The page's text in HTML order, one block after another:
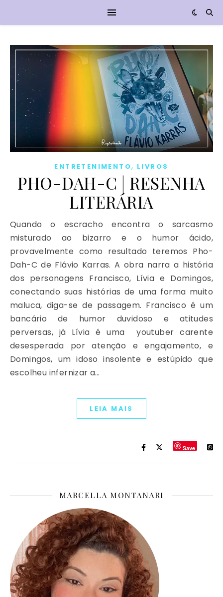
ENTRETENIMENTO, LIVROS
PHO-DAH-C | RESENHA
LITERÁRIA
Quando o escracho encontra o sarcasmo
misturado ao bizarro e o humor ácido,
provavelmente como resultado teremos Pho-
Dah-C de Flávio Karras. A obra narra a história
dos personagens Francisco, Lívia e Domingos,
conectando suas histórias de uma forma muito
maluca, diga-se de passagem. Francisco é um
bancário de humor duvidoso e atitudes
perversas, já Lívia é uma youtuber carente
desesperada por atenção e engajamento, e
Domingos, um idoso insolente e estúpido que
escolheu infernizar a…
LEIA MAIS
Save
MARCELLA MONTANARI